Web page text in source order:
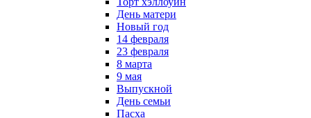
День матери
Новый год
14 февраля
23 февраля
8 марта
9 мая
Выпускной
День семьи
Пасха